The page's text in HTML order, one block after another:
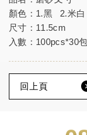
顏色：1.黑 2.米
尺寸：11.5cm
入數：100pcs*30
回上頁